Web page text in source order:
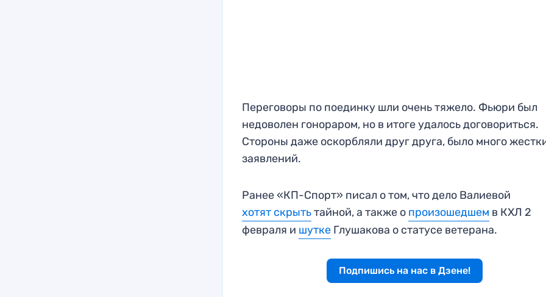
Переговоры по поединку шли очень тяжело. Фьюри был
недоволен гонораром, но в итоге удалось договориться.
Стороны даже оскорбляли друг друга, было много
заявлений.
Ранее «КП-Спорт» писал о том, что дело Валиевой
хотят скрытьтайной, а также о произошедшем в КХЛ 2
февраля и шутке Глушакова о статусе ветерана.
Подпишись на нас в Дзене!